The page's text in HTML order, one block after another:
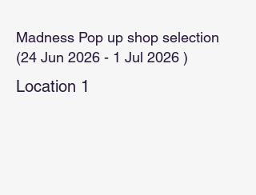
Madness Pop up shop selection
(24 Jun 2026 - 1 Jul 2026 )
Location 1